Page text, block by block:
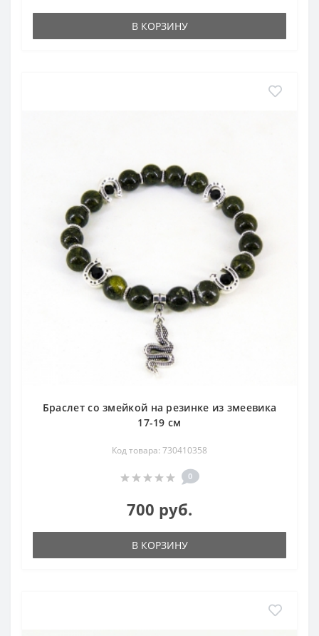
В КОРЗИНУ
Браслет со змейкой на резинке из змеевика
17-19 см
Код товара: 730410358
0
700 руб.
В КОРЗИНУ